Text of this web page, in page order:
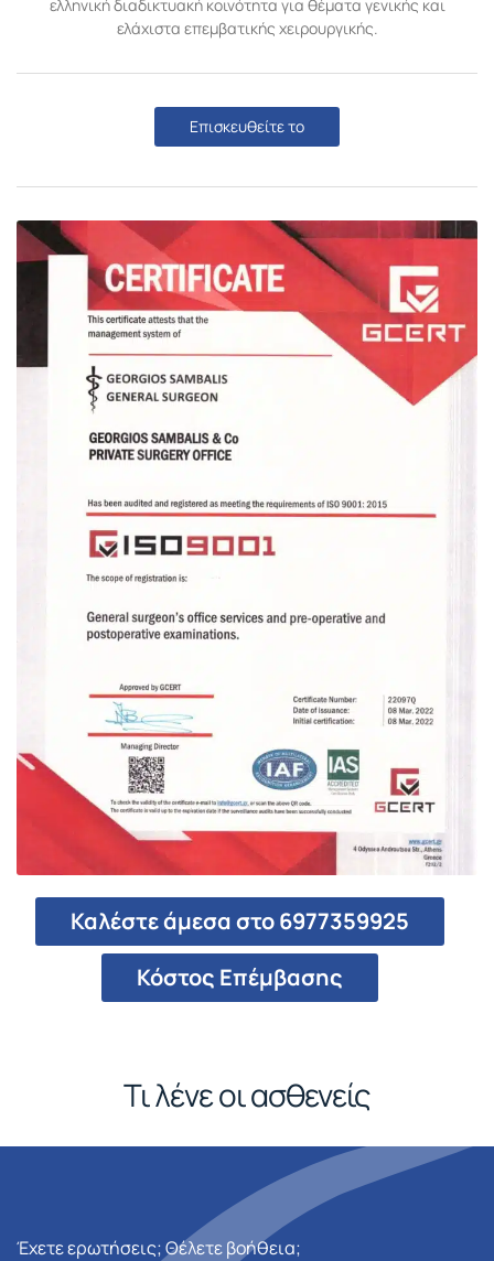
ελληνική διαδικτυακή κοινότητα για θέματα γενικής και
ελάχιστα επεμβατικής χειρουργικής.
Επισκευθείτε το
Καλέστε άμεσα στο 6977359925
Κόστος Επέμβασης
Τι λένε οι ασθενείς
Έχετε ερωτήσεις; Θέλετε βοήθεια;